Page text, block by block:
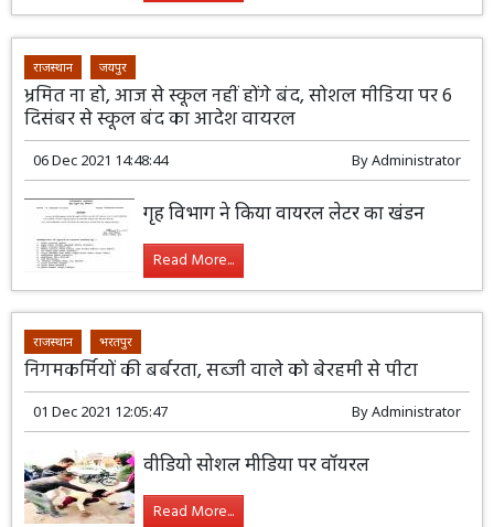
राजस्थान जयपुर
भ्रमित ना हो, आज से स्कूल नहीं होंगे बंद, सोशल मीडिया पर 6
दिसंबर से स्कूल बंद का आदेश वायरल
06 Dec 2021 14:48:44 ByAdministrator
गृह विभाग ने किया वायरल लेटर का खंडन
Read More...
राजस्थान भरतपुर
निगमकर्मियों की बर्बरता, सब्जी वाले को बेरहमी से पीटा
01 Dec 2021 12:05:47 ByAdministrator
वीडियो सोशल मीडिया पर वॉयरल
Read More...